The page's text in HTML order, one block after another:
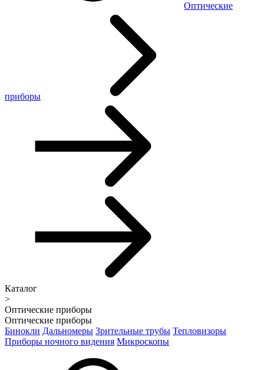
Оптические
приборы
Каталог
>
Оптические приборы
Оптические приборы
Бинокли Дальномеры Зрительные трубы Тепловизоры
Приборы ночного видения Микроскопы